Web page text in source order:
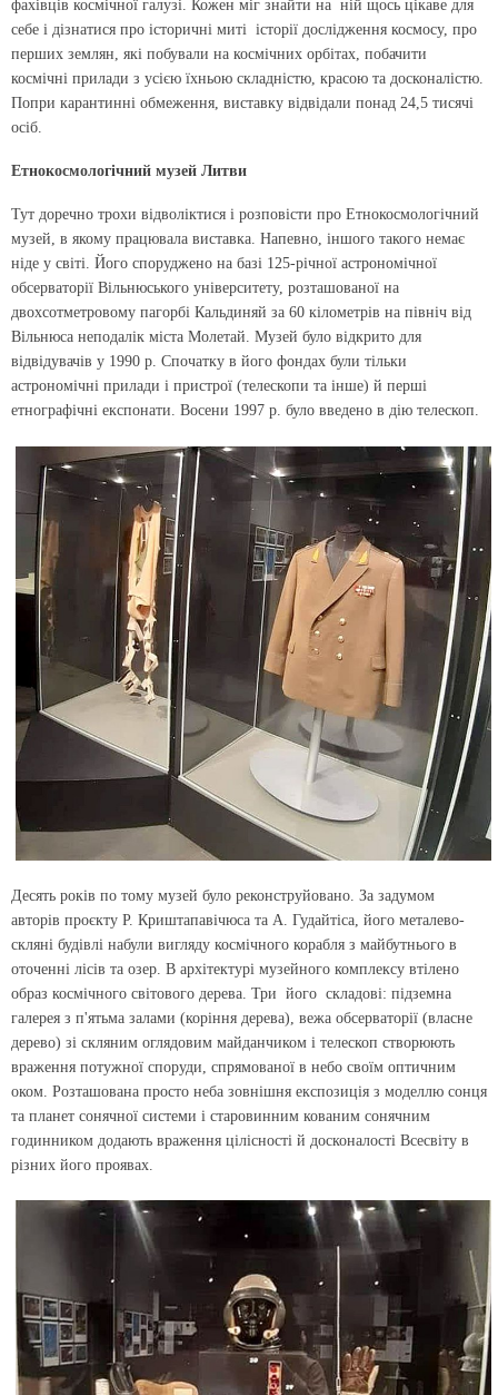
фахівців космічної галузі. Кожен міг знайти на ній щось цікаве для
себе і дізнатися про історичні миті історії дослідження космосу, про
перших землян, які побували на космічних орбітах, побачити
космічні прилади з усією їхньою складністю, красою та досконалістю.
Попри карантинні обмеження, виставку відвідали понад 24,5 тисячі
осіб.
Етнокосмологічний музей Литви
Тут доречно трохи відволіктися і розповісти про Етнокосмологічний
музей, в якому працювала виставка. Напевно, іншого такого немає
ніде у світі. Його споруджено на базі 125-річної астрономічної
обсерваторії Вільнюського університету, розташованої на
двохсотметровому пагорбі Кальдиняй за 60 кілометрів на північ від
Вільнюса неподалік міста Молетай. Музей було відкрито для
відвідувачів у 1990 р. Спочатку в його фондах були тільки
астрономічнi прилади і пристрої (телескопи та iнше) й першi
етнографічні експонати. Восени 1997 р. було введено в дію телескоп.
Десять років по тому музей було реконструйовано. За задумом
авторів проєкту Р. Криштапавічюса та А. Гудайтіса, його металево-
скляні будівлі набули вигляду космічного корабля з майбутнього в
оточенні лісів та озер. В архітектурі музейного комплексу втілено
образ космічного світового дерева. Три його складові: підземна
галерея з п'ятьма залами (коріння дерева), вежа обсерваторії (власне
дерево) зі скляним оглядовим майданчиком і телескоп створюють
враження потужної споруди, спрямованої в небо своїм оптичним
оком. Розташована просто неба зовнішня експозиція з моделлю сонця
та планет сонячної системи і старовинним кованим сонячним
годинником додають враження цілісності й досконалості Всесвіту в
різних його проявах.